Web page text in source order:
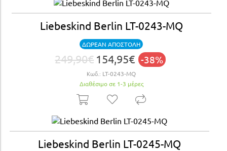
Liebeskind Berlin LT-0243-MQ
ΔΩΡΕΑΝ ΑΠΟΣΤΟΛΗ
249,90€ 154,95€ -38%
Κωδ.: LT-0243-MQ
Διαθέσιμο σε 1-3 μέρες
Liebeskind Berlin LT-0245-MQ